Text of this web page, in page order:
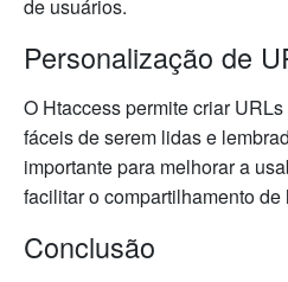
de usuários.
Personalização de
O Htaccess permite criar
fáceis de serem lidas e
importante para melhorar a
facilitar o compartilhamento
Conclusão